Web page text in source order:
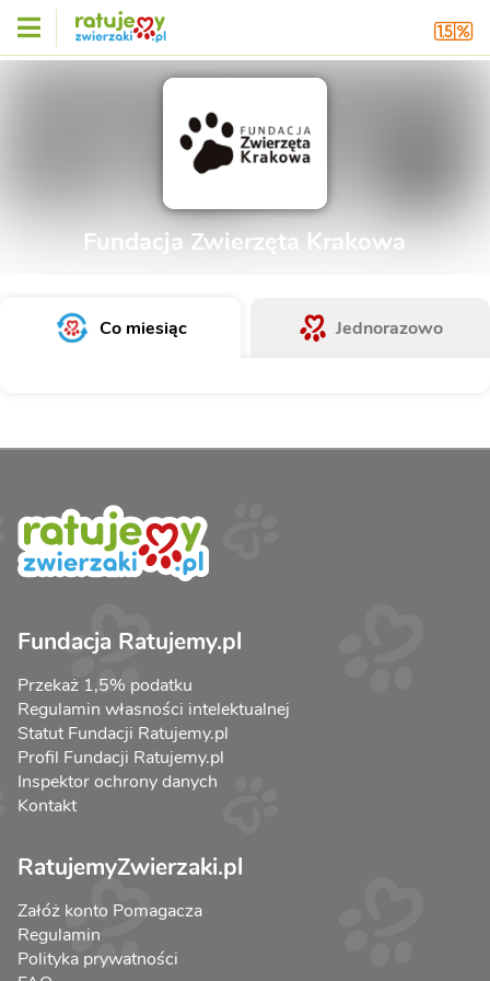
Fundacja Zwierzęta Krakowa
Co miesiąc Jednorazowo
Fundacja Ratujemy.pl
Przekaż 1,5% podatku
Regulamin własności intelektualnej
Statut Fundacji Ratujemy.pl
Profil Fundacji Ratujemy.pl
Inspektor ochrony danych
Kontakt
RatujemyZwierzaki.pl
Załóż konto Pomagacza
Regulamin
Polityka prywatności